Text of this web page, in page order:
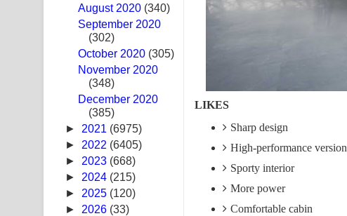
Pa Sina Song Lyrics - පෑ සිනා ගීතයේ පද පෙළ
Pemwanthiye Song Lyrics - පෙම්වන්තියේ ගීතයේ පද පෙළ
Akahe Indala Song Lyrics - ආකාහේ ඉඳලා ගීතයේ පද පෙළ
Raawaya Song Lyrics - රාවය ගීතයේ පද පෙළ
Saddeta Denna Song Lyrics - සද්දෙට දෙන්න ගීතයේ පද පෙළ
Kaalaya Song Lyrics - කාලය ගීතයේ පද පෙළ
August 2020 (340)
September 2020
(302)
October 2020 (305)
November 2020
(348)
December 2020
(385)
► 2021 (6975)
► 2022 (6405)
► 2023 (668)
► 2024 (215)
► 2025 (120)
► 2026 (33)
LIKES
Sharp design
High-performance version
Sporty interior
More power
Comfortable cabin